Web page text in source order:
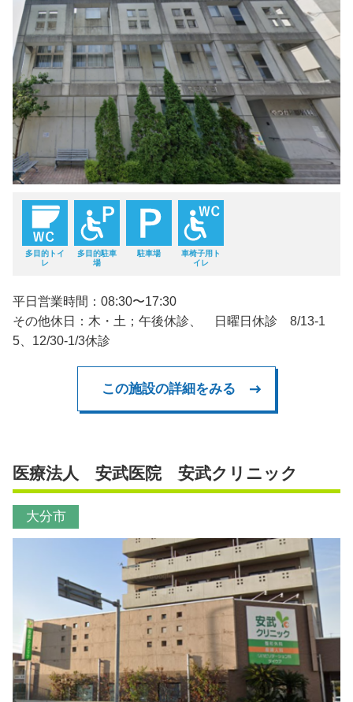
多目的トイ
レ
多目的駐車
場
駐車場
車椅子用ト
イレ
平日営業時間：08:30〜17:30
その他休日：木・土；午後休診、 日曜日休診 8/13-1
5、12/30-1/3休診
この施設の詳細をみる
医療法人 安武医院 安武クリニック
大分市